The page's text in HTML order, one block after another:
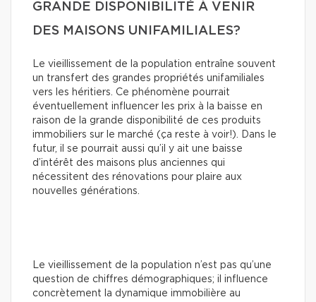
GRANDE DISPONIBILITÉ À VENIR
DES MAISONS UNIFAMILIALES?
Le vieillissement de la population entraîne souvent
un transfert des grandes propriétés unifamiliales
vers les héritiers. Ce phénomène pourrait
éventuellement influencer les prix à la baisse en
raison de la grande disponibilité de ces produits
immobiliers sur le marché (ça reste à voir!). Dans le
futur, il se pourrait aussi qu’il y ait une baisse
d’intérêt des maisons plus anciennes qui
nécessitent des rénovations pour plaire aux
nouvelles générations.
Le vieillissement de la population n’est pas qu’une
question de chiffres démographiques; il influence
concrètement la dynamique immobilière au